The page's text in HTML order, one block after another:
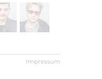
Impressum